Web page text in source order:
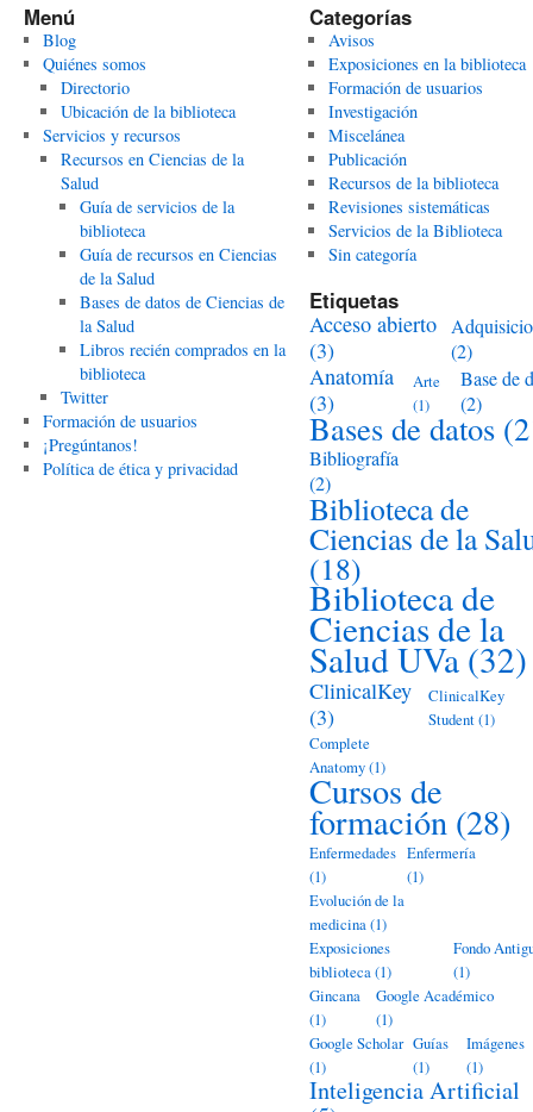
Menú
Blog
Quiénes somos
Directorio
Ubicación de la biblioteca
Servicios y recursos
Recursos en Ciencias de la
Salud
Guía de servicios de la
biblioteca
Guía de recursos en Ciencias
de la Salud
Bases de datos de Ciencias de
la Salud
Libros recién comprados en la
biblioteca
Twitter
Formación de usuarios
¡Pregúntanos!
Política de ética y privacidad
Categorías
Avisos
Exposiciones en la biblioteca
Formación de usuarios
Investigación
Miscelánea
Publicación
Recursos de la biblioteca
Revisiones sistemáticas
Servicios de la Biblioteca
Sin categoría
Etiquetas
Acceso abierto
(3)
(2)
Anatomía
(3)
Arte
(1)
Base de
(2)
Bases de datos
Bibliografía
(2)
Biblioteca de
Ciencias de la
(18)
Biblioteca de
Ciencias de la
Salud UVa (32)
ClinicalKey
(3)
ClinicalKey
Student(1)
Complete
Anatomy(1)
Cursos de
formación (28)
Enfermedades
(1)
Enfermería
(1)
Evolución de la
medicina(1)
Exposiciones
biblioteca(1)
Fondo
(1)
Gincana
(1)
Google Académico
(1)
Google Scholar
(1)
Guías
(1)
Imágenes
(1)
Inteligencia Artificial